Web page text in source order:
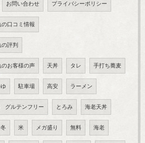
お問い合わせ プライバシーポリシー
口コミ情報
評判
のお客様の声 天丼 タレ 手打ち蕎麦
駐車場 高安 ラーメン
グルテンフリー とろみ 海老天丼
冬 米 メガ盛り 無料 海老